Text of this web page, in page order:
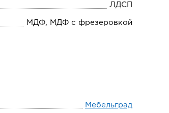
ЛДСП
МДФ, МДФ с фрезеровкой
Мебельград